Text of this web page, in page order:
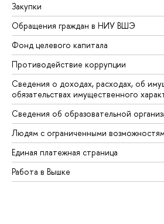
Закупки
Обращения граждан в НИУ ВШЭ
Фонд целевого капитала
Противодействие коррупции
Сведения о доходах, расходах, об
обязательствах имущественного
Сведения об образовательной
Людям с ограниченными
Единая платежная страница
Работа в Вышке